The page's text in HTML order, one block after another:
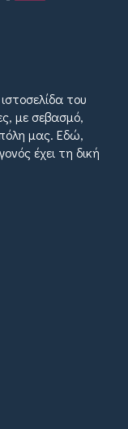
του
με σεβασμό,
μας. Εδώ,
έχει τη δική